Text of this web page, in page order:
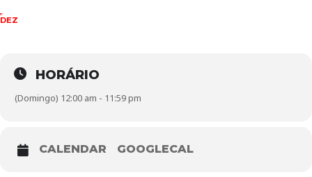
17
DEZ
HORÁRIO
(Domingo) 12:00 am - 11:59 pm
CALENDAR GOOGLECAL